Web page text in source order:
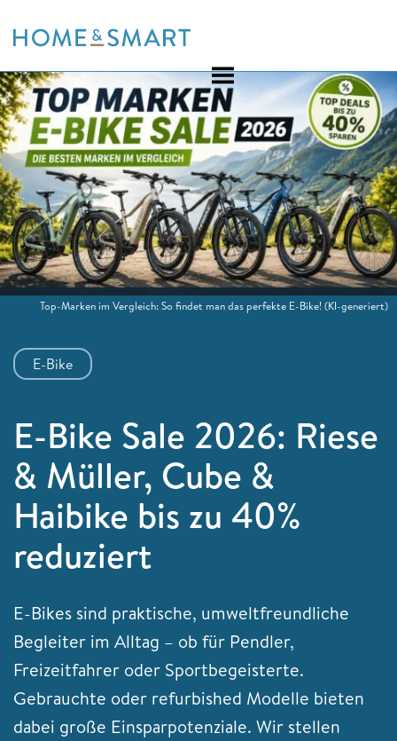
to
E-Bike
E-Bike Sale 2026: Riese
& Müller, Cube &
Haibike bis zu 40%
reduziert
E-Bikes sind praktische, umweltfreundliche
Begleiter im Alltag – ob für Pendler,
Freizeitfahrer oder Sportbegeisterte.
Gebrauchte oder refurbished Modelle bieten
dabei große Einsparpotenziale. Wir stellen
Top-Marken im Vergleich: So findet man das perfekte E-Bike!(KI-generiert)